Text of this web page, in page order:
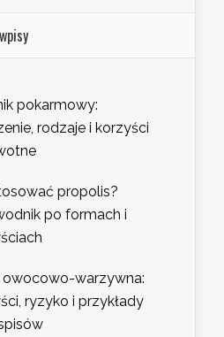
pokarmowy:
rodzaje i korzyści
propolis?
po formach i
owocowo-warzywna:
ryzyko i przykłady